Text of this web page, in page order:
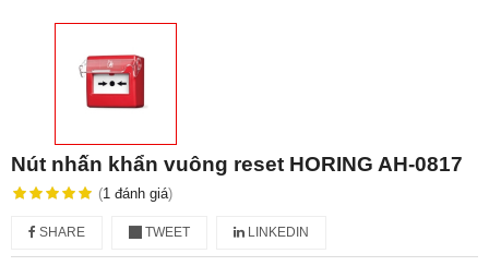
Nút nhấn khẩn vuông reset HORING AH-0817
(1 đánh giá)
SHARE TWEET LINKEDIN